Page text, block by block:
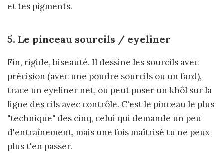
et tes pigments.
5. Le pinceau sourcils / eyeliner
Fin, rigide, biseauté. Il dessine les sourcils avec
précision (avec une poudre sourcils ou un fard),
trace un eyeliner net, ou peut poser un khôl sur la
ligne des cils avec contrôle. C'est le pinceau le plus
"technique" des cinq, celui qui demande un peu
d'entraînement, mais une fois maîtrisé tu ne peux
plus t'en passer.